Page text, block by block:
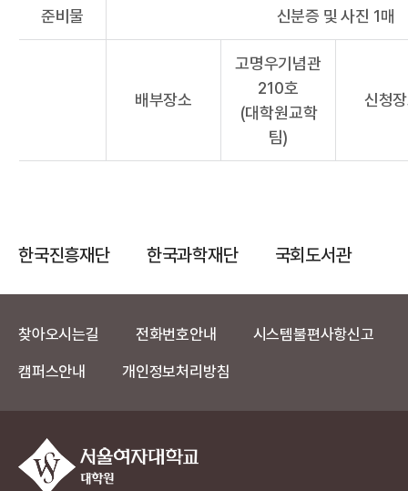
준비물 신분증 및 사진 1매
배부장소
고명우기념관
210호
(대학원교학
팀)
신청
한국진흥재단 한국과학재단 국회도서관
찾아오시는길 전화번호안내 시스템불편사항신고
캠퍼스안내 개인정보처리방침